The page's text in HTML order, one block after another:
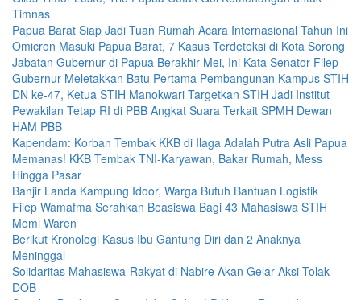
Timnas
Papua Barat Siap Jadi Tuan Rumah Acara Internasional Tahun Ini
Omicron Masuki Papua Barat, 7 Kasus Terdeteksi di Kota Sorong
Jabatan Gubernur di Papua Berakhir Mei, Ini Kata Senator Filep
Gubernur Meletakkan Batu Pertama Pembangunan Kampus STIH
DN ke-47, Ketua STIH Manokwari Targetkan STIH Jadi Institut
Pewakilan Tetap RI di PBB Angkat Suara Terkait SPMH Dewan
HAM PBB
Kapendam: Korban Tembak KKB di Ilaga Adalah Putra Asli Papua
Memanas! KKB Tembak TNI-Karyawan, Bakar Rumah, Mess
Hingga Pasar
Banjir Landa Kampung Idoor, Warga Butuh Bantuan Logistik
Filep Wamafma Serahkan Beasiswa Bagi 43 Mahasiswa STIH
Momi Waren
Berikut Kronologi Kasus Ibu Gantung Diri dan 2 Anaknya
Meninggal
Solidaritas Mahasiswa-Rakyat di Nabire Akan Gelar Aksi Tolak
DOB